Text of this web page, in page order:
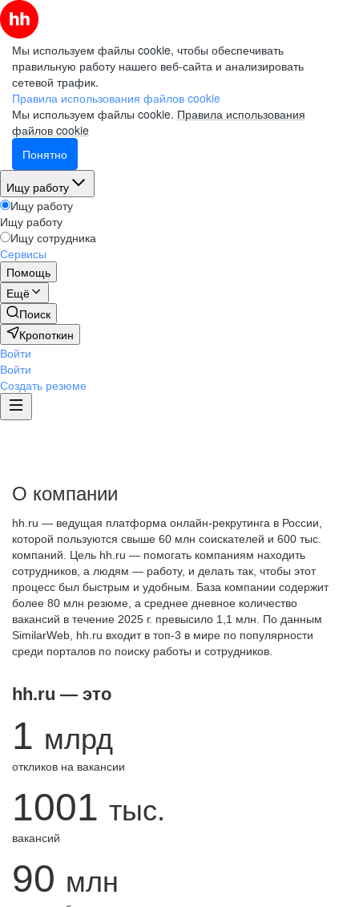
Мы используем файлы cookie, чтобы обеспечивать
правильную работу нашего веб-сайта и анализировать
сетевой трафик.
Правила использования файлов cookie
Мы используем файлы cookie. Правила использования
файлов cookie
Понятно
Ищу работу
Ищу работу
Ищу работу
Ищу сотрудника
Сервисы
Помощь
Ещё
Поиск
Кропоткин
Войти
Войти
Создать резюме
О компании
hh.ru — ведущая платформа онлайн-рекрутинга в России,
которой пользуются свыше 60 млн соискателей и 600 тыс.
компаний. Цель hh.ru — помогать компаниям находить
сотрудников, а людям — работу, и делать так, чтобы этот
процесс был быстрым и удобным. База компании содержит
более 80 млн резюме, а среднее дневное количество
вакансий в течение 2025 г. превысило 1,1 млн. По данным
SimilarWeb, hh.ru входит в топ-3 в мире по популярности
среди порталов по поиску работы и сотрудников.
hh.ru — это
1 млрд
откликов на вакансии
1001 тыс.
вакансий
90 млн